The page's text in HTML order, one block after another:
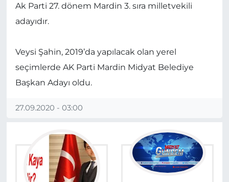
Ak Parti 27. dönem Mardin 3. sıra milletvekili
adayıdır.
Veysi Şahin, 2019’da yapılacak olan yerel
seçimlerde AK Parti Mardin Midyat Belediye
Başkan Adayı oldu.
27.09.2020 - 03:00